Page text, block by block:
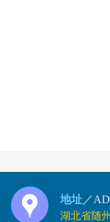
地址 ／
湖北省随